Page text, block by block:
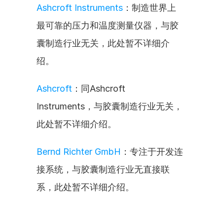
Ashcroft Instruments ：制造世界上
最可靠的压力和温度测量仪器，与胶
囊制造行业无关，此处暂不详细介
绍。
Ashcroft ：同Ashcroft
Instruments，与胶囊制造行业无关，
此处暂不详细介绍。
Bernd Richter GmbH ：专注于开发连
接系统，与胶囊制造行业无直接联
系，此处暂不详细介绍。